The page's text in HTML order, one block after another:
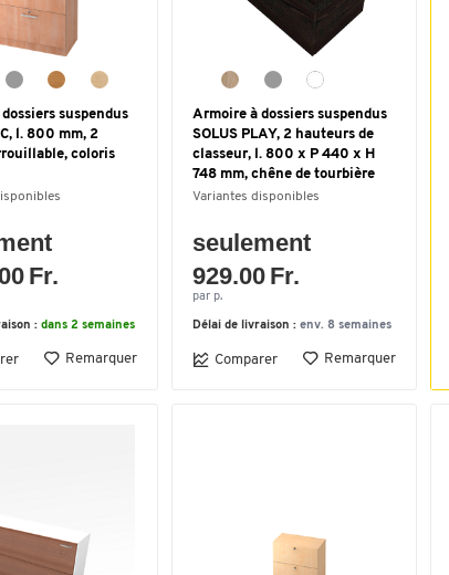
suspendus
l. 800 mm, 2
coloris
Fr.
: dans 2 semaines
Remarquer
Armoire à dossiers suspendus
SOLUS PLAY, 2 hauteurs de
classeur, l. 800 x P 440 x H
748 mm, chêne de tourbière
Variantes disponibles
seulement
929.00 Fr.
par p.
Délai de livraison : env. 8 semaines
Comparer Remarquer